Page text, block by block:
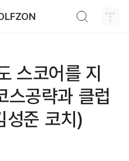
스코어를 지
스공략과 클럽
준 코치)